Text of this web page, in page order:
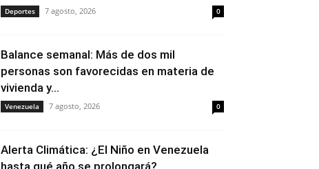
Deportes 7 agosto, 2026 0
Balance semanal: Más de dos mil
personas son favorecidas en materia de
vivienda y...
Venezuela 7 agosto, 2026 0
Alerta Climática: ¿El Niño en Venezuela
hasta qué año se prolongará?